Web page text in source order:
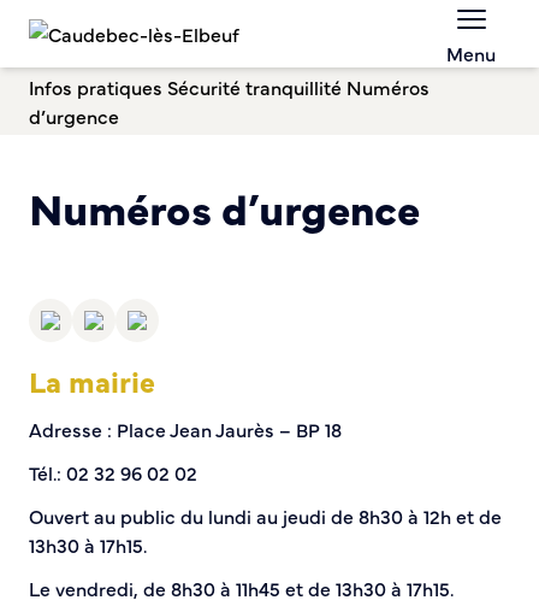
Menu
Infos pratiques Sécurité tranquillité Numéros
d’urgence
Numéros d’urgence
La mairie
Adresse : Place Jean Jaurès – BP 18
Tél.: 02 32 96 02 02
Ouvert au public du lundi au jeudi de 8h30 à 12h et de
13h30 à 17h15.
Le vendredi, de 8h30 à 11h45 et de 13h30 à 17h15.
commerce local !
Aides aux porteurs de projets
Dispositif Teste ton Etal’
Boutique test
Permis de louer
Renov’ Enseigne
Risques majeurs
Éclairage public
Plan Local d’Urbanisme (PLU)
Demande d’Occupation du Domaine Public
Sécurité tranquillité